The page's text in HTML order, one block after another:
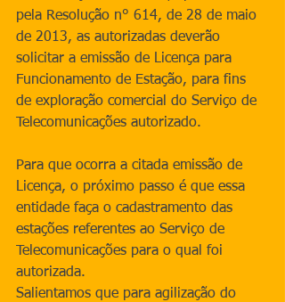
pela Resolução n° 614, de 28 de maio
de 2013, as autorizadas deverão
solicitar a emissão de Licença para
Funcionamento de Estação, para fins
de exploração comercial do Serviço de
Telecomunicações autorizado.
Para que ocorra a citada emissão de
Licença, o próximo passo é que essa
entidade faça o cadastramento das
estações referentes ao Serviço de
Telecomunicações para o qual foi
autorizada.
Salientamos que para agilização do